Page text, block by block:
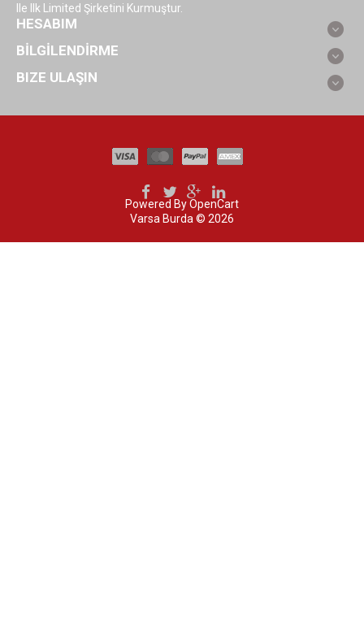
Ile Ilk Limited Şirketini Kurmuştur.
HESABIM
BİLGİLENDİRME
BIZE ULAŞIN
Powered ByOpenCart
Varsa Burda © 2026